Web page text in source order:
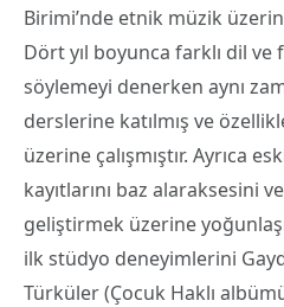
Birimi’nde etnik müzik
Dört yıl boyunca farklı dil
söylemeyi denerken aynı
derslerine katılmış ve
üzerine çalışmıştır. Ayrıca
kayıtlarını baz alaraksesini
geliştirmek üzerine
ilk stüdyo deneyimlerini
Türküler (Çocuk Haklı